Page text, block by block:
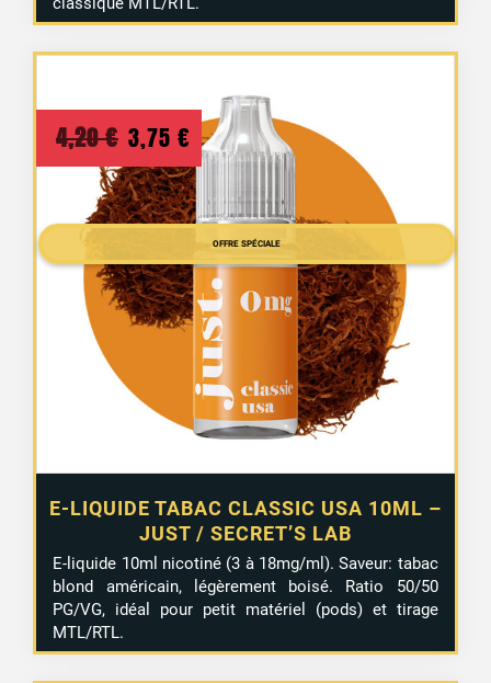
OFFRE SPÉCIALE
E-LIQUIDE TABAC CLASSIC USA 10ML –
JUST / SECRET’S LAB
4,20€ Le
prix
initial
était :
4,20 €.
3,75 € Le
prix
actuel
est :
3,75 €.
E-liquide 10ml nicotiné (3 à 18mg/ml). Saveur: tabac
blond américain, légèrement boisé. Ratio 50/50
PG/VG, idéal pour petit matériel (pods) et tirage
MTL/RTL.